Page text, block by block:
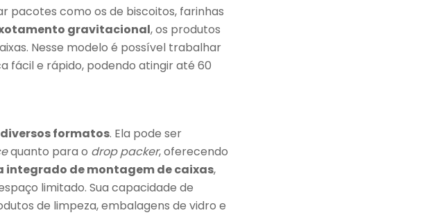
pacotes como os de biscoitos, farinhas
gravitacional, os produtos
Nesse modelo é possível trabalhar
fácil e rápido, podendo atingir até 60
diversos formatos. Ela pode ser
quanto para o drop packer, oferecendo
integrado de montagem de caixas,
limitado. Sua capacidade de
de limpeza, embalagens de vidro e